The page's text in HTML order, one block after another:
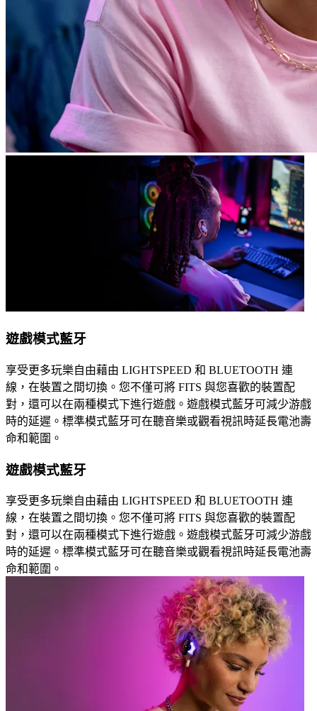
遊戲模式藍牙
享受更多玩樂自由藉由 LIGHTSPEED 和 BLUETOOTH 連
線，在裝置之間切換。您不僅可將 FITS 與您喜歡的裝置配
對，還可以在兩種模式下進行遊戲。遊戲模式藍牙可減少游戲
時的延遲。標準模式藍牙可在聽音樂或觀看視訊時延長電池壽
命和範圍。
遊戲模式藍牙
享受更多玩樂自由藉由 LIGHTSPEED 和 BLUETOOTH 連
線，在裝置之間切換。您不僅可將 FITS 與您喜歡的裝置配
對，還可以在兩種模式下進行遊戲。遊戲模式藍牙可減少游戲
時的延遲。標準模式藍牙可在聽音樂或觀看視訊時延長電池壽
命和範圍。